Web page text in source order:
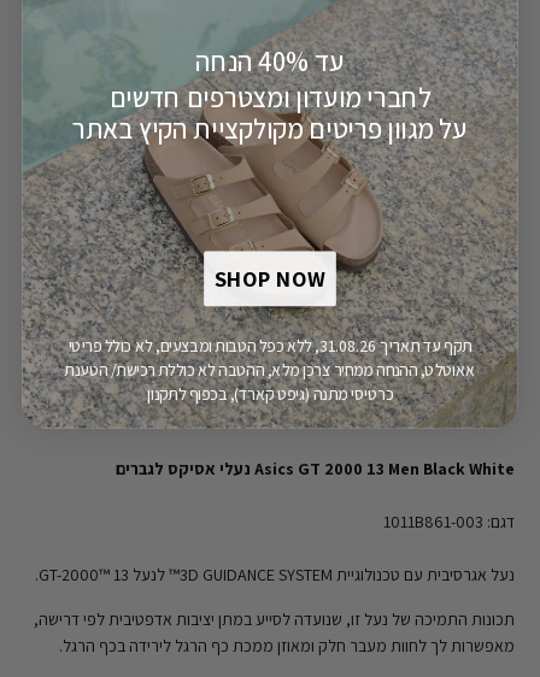
מק"ט: 110007963
הוספה לסל
משלוח חינם
מעל 149.9 ש"ח
יבואן רשמי
פירוט מוצר
Asics GT 2000 13 Men Black White נעלי אסיקס לגברים
דגם: 1011B861-003
נעל אגרסיבית עם טכנולוגיית 3D GUIDANCE SYSTEM™ לנעל GT-2000™ 13.​
תכונות התמיכה של נעל זו, שנועדה לסייע במתן יציבות אדפטיבית לפי דרישה,
מאפשרות לך לחוות מעבר חלק ומאוזן ממכת כף הרגל לירידה בכף הרגל.
עד 40% הנחה
לחברי מועדון ומצטרפים חדשים
על מגוון פריטים מקולקציית הקיץ באתר
SHOP NOW
תקף עד תאריך 31.08.26, ללא כפל הטבות ומבצעים, לא כולל פריטי
אאוטלט, ההנחה ממחיר צרכן מלא, ההטבה לא כוללת רכישת/ הטענת
כרטיסי מתנה (גיפט קארד), בכפוף לתקנון